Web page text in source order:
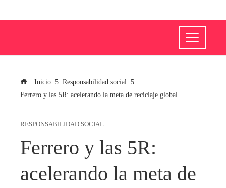
Inicio
Responsabilidad social
Ferrero y las 5R: acelerando la meta de reciclaje global
RESPONSABILIDAD SOCIAL
Ferrero y las 5R:
acelerando la meta de